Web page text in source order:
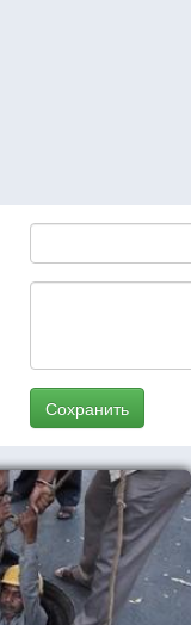
Сохранить